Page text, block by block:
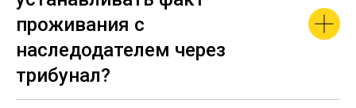
проживания с
наследодателем через
трибунал?